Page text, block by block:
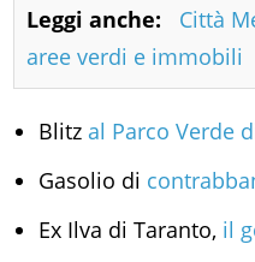
Leggi anche:
Città
aree verdi e immobili
Blitz al Parco Verde
Gasolio di
Ex Ilva di Taranto, il